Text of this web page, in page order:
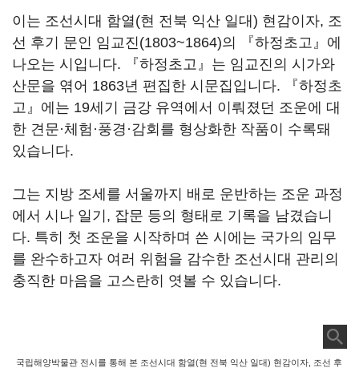
이는 조선시대 함열(현 전북 익산 일대) 현감이자, 조
선 후기 문인 임교진(1803~1864)의 『하정초고』에
나오는 시입니다. 『하정초고』는 임교진의 시가와
산문을 엮어 1863년 편집한 시문집입니다. 『하정초
고』에는 19세기 금강 유역에서 이뤄졌던 조운에 대
한 견문·체험·풍경·감회를 형상화한 작품이 수록돼
있습니다.
그는 지방 조세를 서울까지 배로 운반하는 조운 과정
에서 시나 일기, 잡문 등의 형태로 기록을 남겼습니
다. 특히 첫 조운을 시작하며 쓴 시에는 국가의 임무
를 완수하고자 여러 위험을 감수한 조선시대 관리의
충직한 마음을 고스란히 엿볼 수 있습니다.
국립해양박물관 전시를 통해 본 조선시대 함열(현 전북 익산 일대) 현감이자, 조선 후